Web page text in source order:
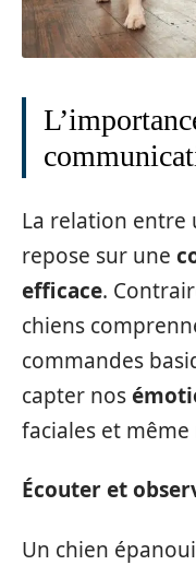
La relation entre
repose sur une
efficace.
chiens
commandes
capter nos
faciales et même
Écouter et
Un chien